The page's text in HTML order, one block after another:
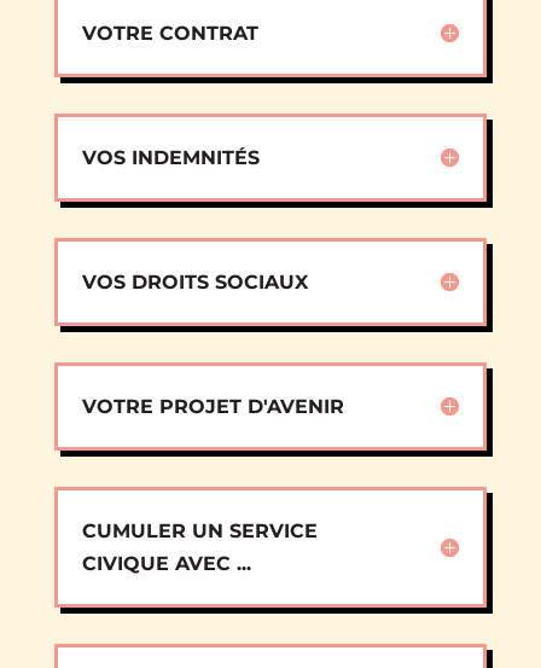
VOTRE CONTRAT
VOS INDEMNITÉS
VOS DROITS SOCIAUX
VOTRE PROJET D'AVENIR
CUMULER UN SERVICE
CIVIQUE AVEC ...